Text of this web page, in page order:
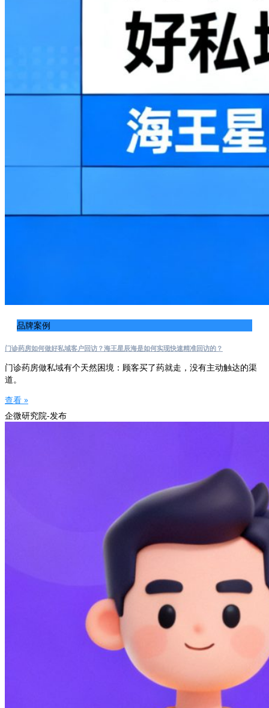
品牌案例
门诊药房如何做好私域客户回访？海王星辰海是如何实现快速精准回访的？
门诊药房做私域有个天然困境：顾客买了药就走，没有主动触达的渠
道。
查看 »
企微研究院-发布